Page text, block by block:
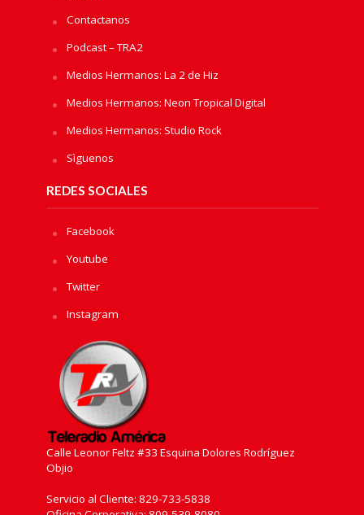
Contactanos
Podcast – TRA2
Medios Hermanos: La 2 de Hiz
Medios Hermanos: Neon Tropical Digital
Medios Hermanos: Studio Rock
Sìguenos
REDES SOCIALES
Facebook
Youtube
Twitter
Instagram
Calle Leonor Feltz #33 Esquina Dolores Rodríguez
Objio
Servicio al Cliente: 829-733-5838